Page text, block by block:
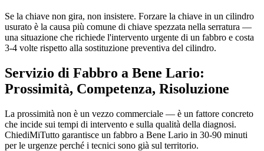
Se la chiave non gira, non insistere. Forzare la chiave in un cilindro
usurato è la causa più comune di chiave spezzata nella serratura —
una situazione che richiede l'intervento urgente di un fabbro e costa
3-4 volte rispetto alla sostituzione preventiva del cilindro.
Servizio di Fabbro a Bene Lario:
Prossimità, Competenza, Risoluzione
La prossimità non è un vezzo commerciale — è un fattore concreto
che incide sui tempi di intervento e sulla qualità della diagnosi.
ChiediMiTutto garantisce un fabbro a Bene Lario in 30-90 minuti
per le urgenze perché i tecnici sono già sul territorio.